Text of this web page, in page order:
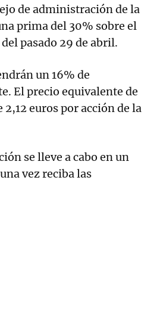
de administración de la
prima del 30% sobre el
pasado 29 de abril.
un 16% de
El precio equivalente de
euros por acción de la
se lleve a cabo en un
vez reciba las